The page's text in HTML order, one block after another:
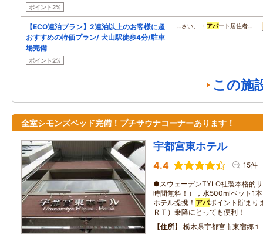
ポイント2%
【ECO連泊プラン】2連泊以上のお客様に超
おすすめの特価プラン/ 犬山駅徒歩4分/駐車
場完備
ポイント2%
…さい。 ・ アパート居住者…
この施
全室シモンズベッド完備！プチサウナコーナーあります！
宇都宮東ホテル
4.4 15件
●スウェーデンTYLO社製本格的
時間無料！），水500mlペット1
ホテル提携！ アパポイント貯まり
ＲＴ）乗降にとっても便利！
住所
栃木県宇都宮市東宿郷１